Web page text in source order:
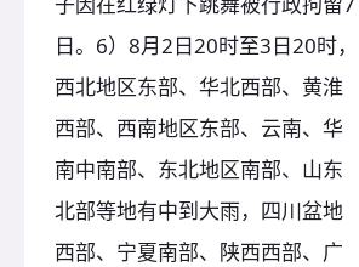
日。6）8月2日20时至3日20时，
西北地区东部、华北西部、黄淮
西部、西南地区东部、云南、华
南中南部、东北地区南部、山东
北部等地有中到大雨，四川盆地
西部、宁夏南部、陕西西部、广